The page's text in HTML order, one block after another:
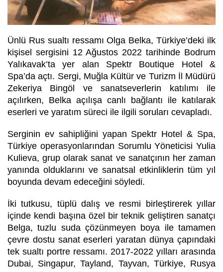
Ünlü Rus sualtı ressamı Olga Belka, Türkiye’deki ilk
kişisel sergisini 12 Ağustos 2022 tarihinde Bodrum
Yalıkavak’ta yer alan Spektr Boutique Hotel &
Spa’da açtı. Sergi, Muğla Kültür ve Turizm İl Müdürü
Zekeriya Bingöl ve sanatseverlerin katılımı ile
açılırken, Belka açılışa canlı bağlantı ile katılarak
eserleri ve yaratım süreci ile ilgili soruları cevapladı.
Serginin ev sahipliğini yapan Spektr Hotel & Spa,
Türkiye operasyonlarından Sorumlu Yöneticisi Yulia
Kulieva, grup olarak sanat ve sanatçının her zaman
yanında olduklarını ve sanatsal etkinliklerin tüm yıl
boyunda devam edeceğini söyledi.
İki tutkusu, tüplü dalış ve resmi birleştirerek yıllar
içinde kendi başına özel bir teknik geliştiren sanatçı
Belga, tuzlu suda çözünmeyen boya ile tamamen
çevre dostu sanat eserleri yaratan dünya çapındaki
tek sualtı portre ressamı. 2017-2022 yılları arasında
Dubai, Singapur, Tayland, Tayvan, Türkiye, Rusya